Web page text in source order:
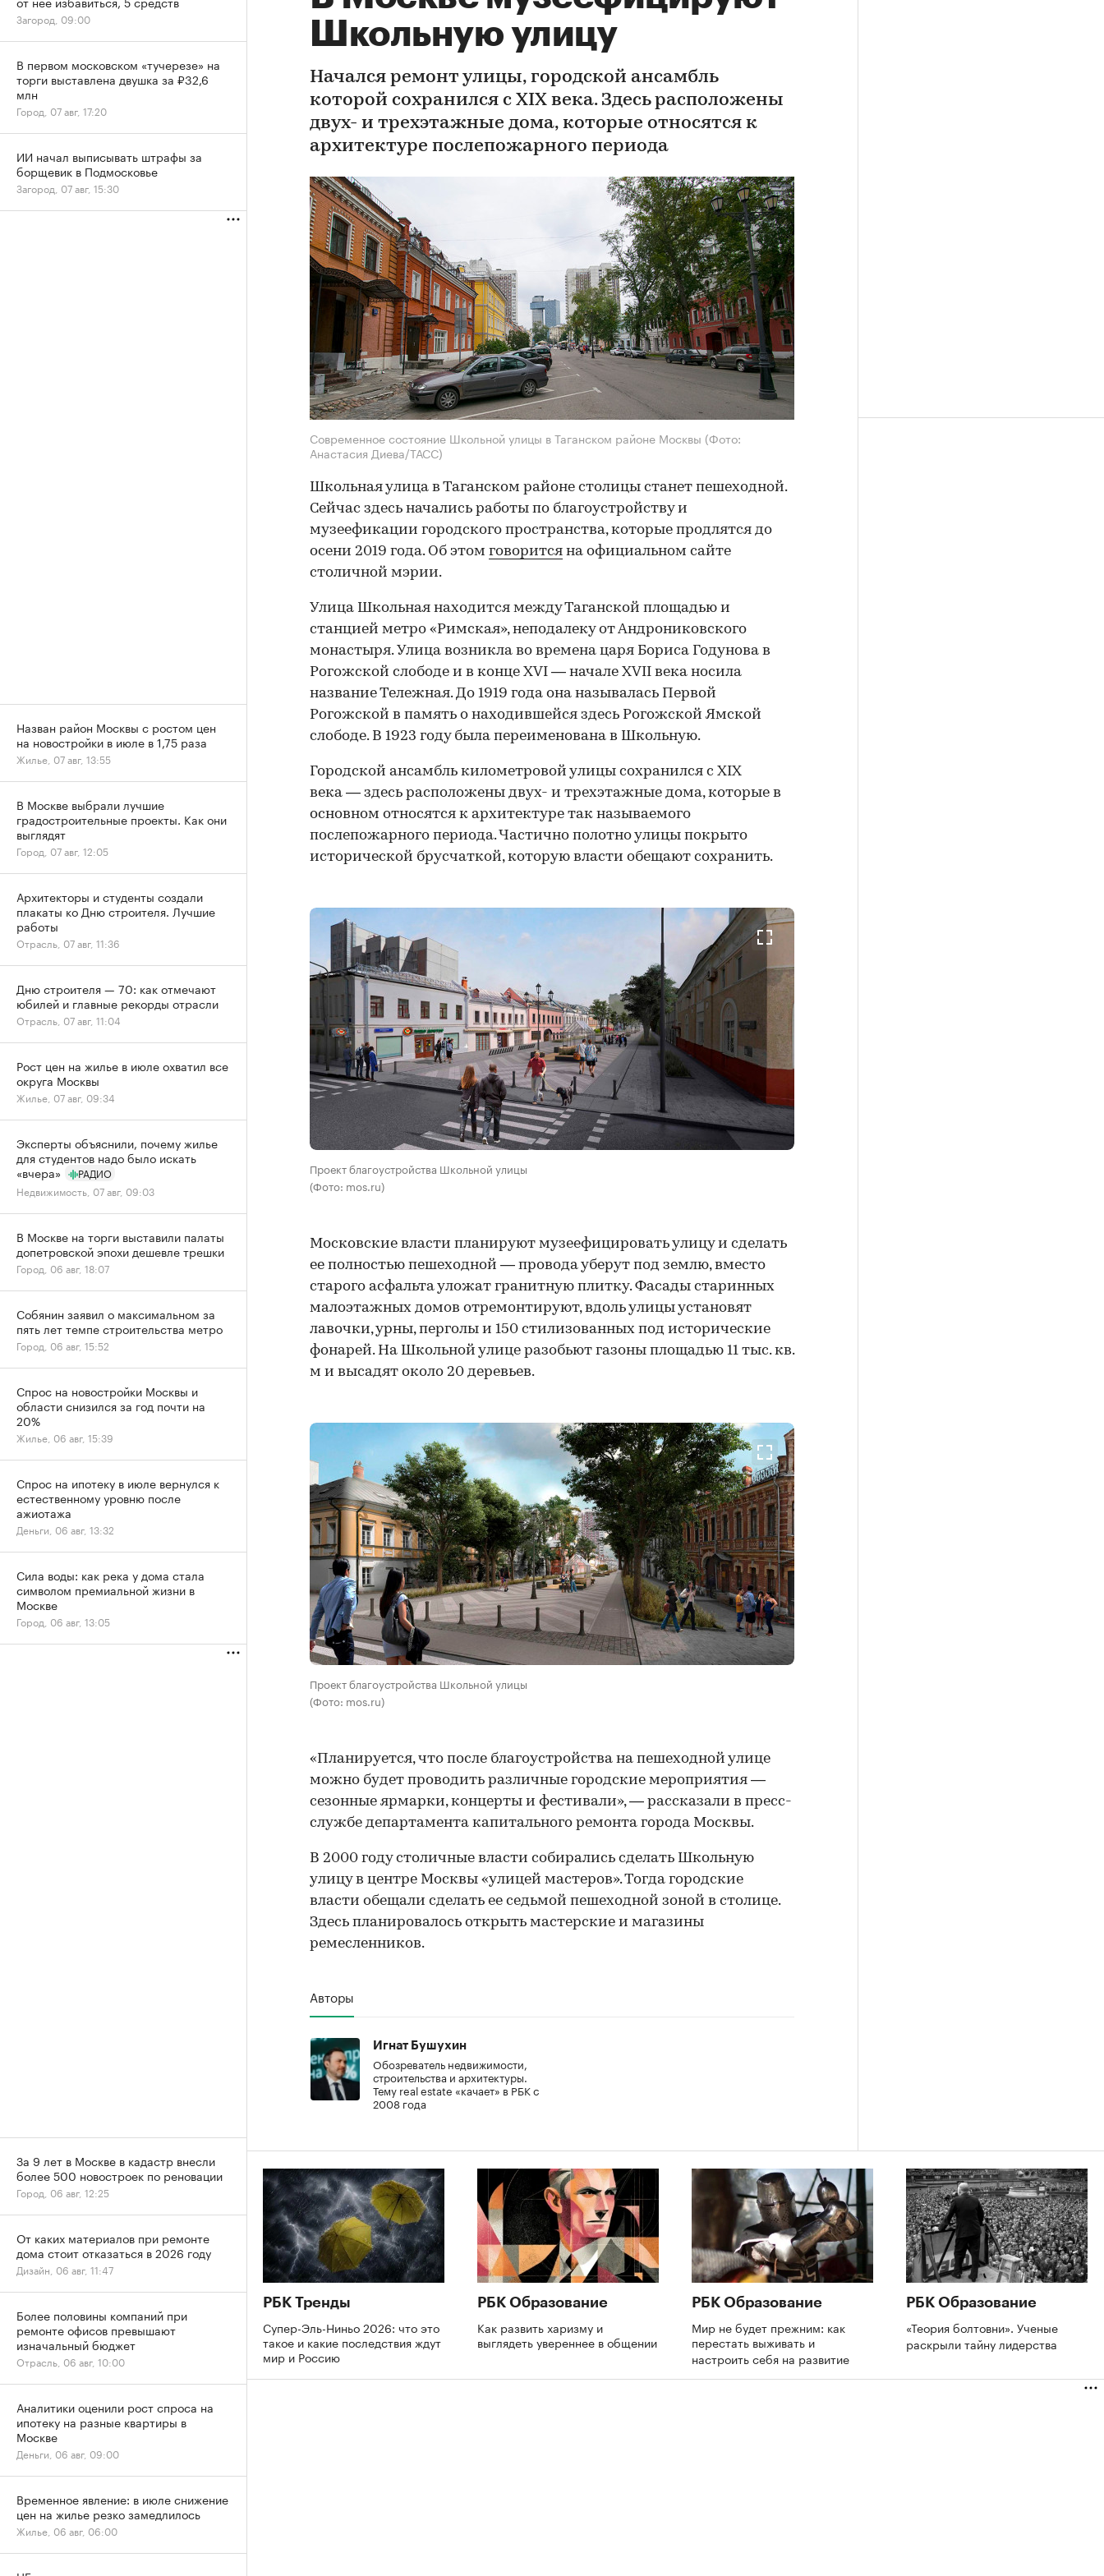
Школьную улицу
Начался ремонт улицы, городской ансамбль
которой сохранился с XIX века. Здесь расположены
двух- и трехэтажные дома, которые относятся к
архитектуре послепожарного периода
Современное состояние Школьной улицы в Таганском районе Москвы (Фото:
Анастасия Диева/ТАСС)
Школьная улица в Таганском районе столицы станет пешеходной.
Сейчас здесь начались работы по благоустройству и
музеефикации городского пространства, которые продлятся до
осени 2019 года. Об этом говорится на официальном сайте
столичной мэрии.
Улица Школьная находится между Таганской площадью и
станцией метро «Римская», неподалеку от Андрониковского
монастыря. Улица возникла во времена царя Бориса Годунова в
Рогожской слободе и в конце XVI — начале XVII века носила
название Тележная. До 1919 года она называлась Первой
Рогожской в память о находившейся здесь Рогожской Ямской
слободе. В 1923 году была переименована в Школьную.
Городской ансамбль километровой улицы сохранился с XIX
века — здесь расположены двух- и трехэтажные дома, которые в
основном относятся к архитектуре так называемого
послепожарного периода. Частично полотно улицы покрыто
исторической брусчаткой, которую власти обещают сохранить.
Проект благоустройства Школьной улицы
(Фото: mos.ru)
Московские власти планируют музеефицировать улицу и сделать
ее полностью пешеходной — провода уберут под землю, вместо
старого асфальта уложат гранитную плитку. Фасады старинных
малоэтажных домов отремонтируют, вдоль улицы установят
лавочки, урны, перголы и 150 стилизованных под исторические
фонарей. На Школьной улице разобьют газоны площадью 11 тыс. кв.
м и высадят около 20 деревьев.
Проект благоустройства Школьной улицы
(Фото: mos.ru)
«Планируется, что после благоустройства на пешеходной улице
можно будет проводить различные городские мероприятия —
сезонные ярмарки, концерты и фестивали», — рассказали в пресс-
службе департамента капитального ремонта города Москвы.
В 2000 году столичные власти собирались сделать Школьную
улицу в центре Москвы «улицей мастеров». Тогда городские
власти обещали сделать ее седьмой пешеходной зоной в столице.
Здесь планировалось открыть мастерские и магазины
ремесленников.
Авторы
Игнат Бушухин
Обозреватель недвижимости,
строительства и архитектуры.
Тему real estate «качает» в РБК с
2008 года
РБК Тренды
Супер-Эль-Ниньо 2026: что это
такое и какие последствия ждут
мир и Россию
РБК Образование
Как развить харизму и
выглядеть увереннее в общении
РБК Образование
Мир не будет прежним: как
перестать выживать и
настроить себя на развитие
РБК Образование
«Теория болтовни». Ученые
раскрыли тайну лидерства
Загород, 09:00
В первом московском «тучерезе» на
торги выставлена двушка за ₽32,6
млн
Город, 07 авг, 17:20
ИИ начал выписывать штрафы за
борщевик в Подмосковье
Загород, 07 авг, 15:30
Назван район Москвы с ростом цен
на новостройки в июле в 1,75 раза
Жилье, 07 авг, 13:55
В Москве выбрали лучшие
градостроительные проекты. Как они
выглядят
Город, 07 авг, 12:05
Архитекторы и студенты создали
плакаты ко Дню строителя. Лучшие
работы
Отрасль, 07 авг, 11:36
Дню строителя — 70: как отмечают
юбилей и главные рекорды отрасли
Отрасль, 07 авг, 11:04
Рост цен на жилье в июле охватил все
округа Москвы
Жилье, 07 авг, 09:34
Эксперты объяснили, почему жилье
для студентов надо было искать
«вчера»
РАДИО
Недвижимость, 07 авг, 09:03
В Москве на торги выставили палаты
допетровской эпохи дешевле трешки
Город, 06 авг, 18:07
Собянин заявил о максимальном за
пять лет темпе строительства метро
Город, 06 авг, 15:52
Спрос на новостройки Москвы и
области снизился за год почти на
20%
Жилье, 06 авг, 15:39
Спрос на ипотеку в июле вернулся к
естественному уровню после
ажиотажа
Деньги, 06 авг, 13:32
Сила воды: как река у дома стала
символом премиальной жизни в
Москве
Город, 06 авг, 13:05
За 9 лет в Москве в кадастр внесли
более 500 новостроек по реновации
Город, 06 авг, 12:25
От каких материалов при ремонте
дома стоит отказаться в 2026 году
Дизайн, 06 авг, 11:47
Более половины компаний при
ремонте офисов превышают
изначальный бюджет
Отрасль, 06 авг, 10:00
Аналитики оценили рост спроса на
ипотеку на разные квартиры в
Москве
Деньги, 06 авг, 09:00
Временное явление: в июле снижение
цен на жилье резко замедлилось
Жилье, 06 авг, 06:00